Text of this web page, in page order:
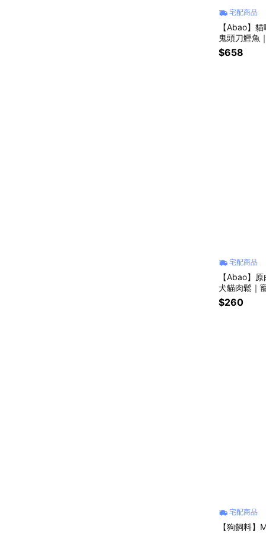
宅配商品
【Abao】
鬼頭刀鰹魚
$658
宅配商品
【Abao】
犬貓肉鬆｜
$260
宅配商品
【狗飼料